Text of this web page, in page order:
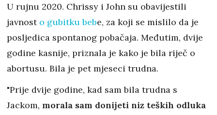
U rujnu 2020. Chrissy i John su obavijestili
javnost o gubitku bebe, za koji se mislilo da je
posljedica spontanog pobačaja. Međutim, dvije
godine kasnije, priznala je kako je bila riječ o
abortusu. Bila je pet mjeseci trudna.
"Prije dvije godine, kad sam bila trudna s
Jackom, morala sam donijeti niz teških odluka